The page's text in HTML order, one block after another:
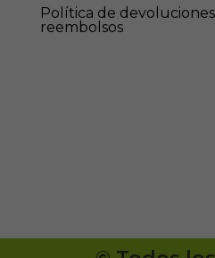
Política de
reembolsos